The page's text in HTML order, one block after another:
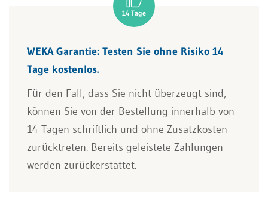
WEKA Garantie: Testen Sie ohne Risiko 14
Tage kostenlos.
Für den Fall, dass Sie nicht überzeugt sind,
können Sie von der Bestellung innerhalb von
14 Tagen schriftlich und ohne Zusatzkosten
zurücktreten. Bereits geleistete Zahlungen
werden zurückerstattet.